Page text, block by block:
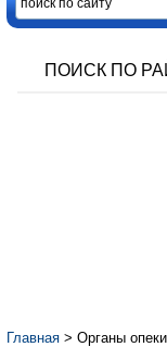
ПОИСК ПО
Главная > Органы